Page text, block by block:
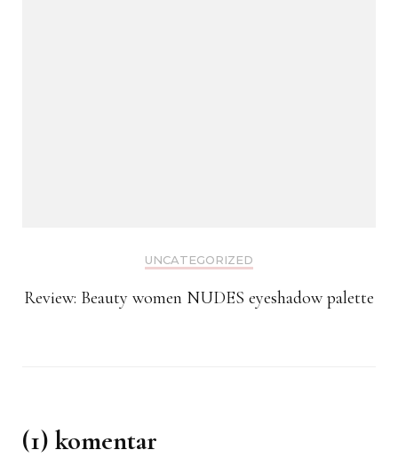
UNCATEGORIZED
Review: Beauty women NUDES eyeshadow palette
(1) komentar